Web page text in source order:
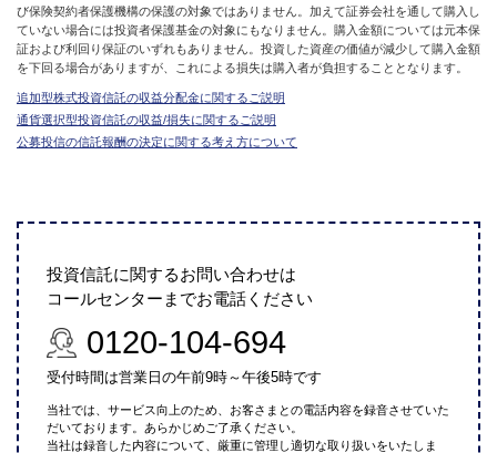
び保険契約者保護機構の保護の対象ではありません。加えて証券会社を通して購入し
ていない場合には投資者保護基金の対象にもなりません。購入金額については元本保
証および利回り保証のいずれもありません。投資した資産の価値が減少して購入金額
を下回る場合がありますが、これによる損失は購入者が負担することとなります。
追加型株式投資信託の収益分配金に関するご説明
通貨選択型投資信託の収益/損失に関するご説明
公募投信の信託報酬の決定に関する考え方について
投資信託に関するお問い合わせは
コールセンターまでお電話ください
0120-104-694
受付時間は営業日の午前9時～午後5時です
当社では、サービス向上のため、お客さまとの電話内容を録音させていた
だいております。あらかじめご了承ください。
当社は録音した内容について、厳重に管理し適切な取り扱いをいたしま